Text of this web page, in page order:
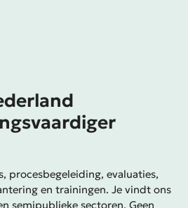
procesbegeleiding, evaluaties,
en trainingen. Je vindt ons
semipublieke sectoren. Geen